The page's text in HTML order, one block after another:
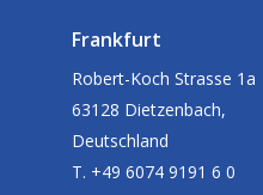
Frankfurt
Robert-Koch Strasse 1a
63128 Dietzenbach,
Deutschland
T. +49 6074 9191 6 0